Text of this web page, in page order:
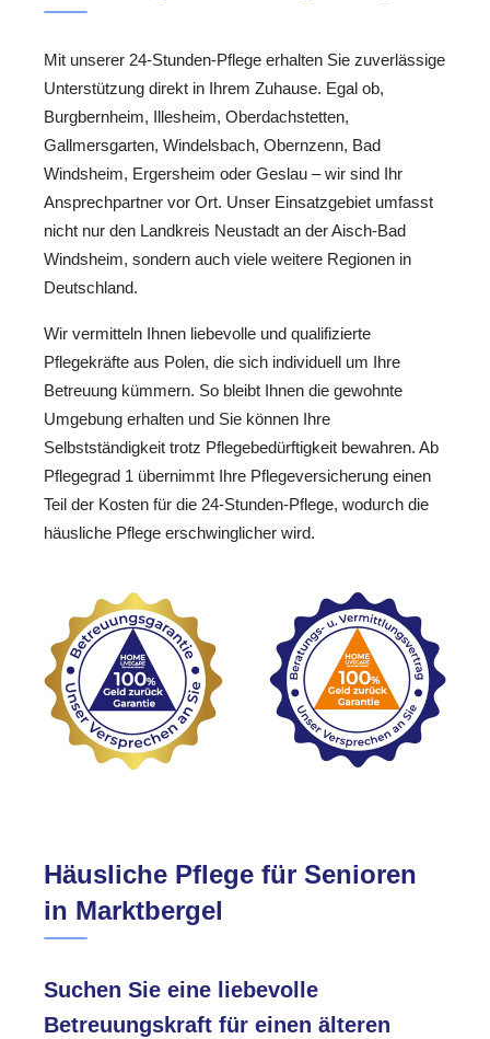
Mit unserer 24-Stunden-Pflege erhalten Sie zuverlässige
Unterstützung direkt in Ihrem Zuhause. Egal ob,
Burgbernheim, Illesheim, Oberdachstetten,
Gallmersgarten, Windelsbach, Obernzenn, Bad
Windsheim, Ergersheim oder Geslau – wir sind Ihr
Ansprechpartner vor Ort. Unser Einsatzgebiet umfasst
nicht nur den Landkreis Neustadt an der Aisch-Bad
Windsheim, sondern auch viele weitere Regionen in
Deutschland.
Wir vermitteln Ihnen liebevolle und qualifizierte
Pflegekräfte aus Polen, die sich individuell um Ihre
Betreuung kümmern. So bleibt Ihnen die gewohnte
Umgebung erhalten und Sie können Ihre
Selbstständigkeit trotz Pflegebedürftigkeit bewahren. Ab
Pflegegrad 1 übernimmt Ihre Pflegeversicherung einen
Teil der Kosten für die 24-Stunden-Pflege, wodurch die
häusliche Pflege erschwinglicher wird.
Häusliche Pflege für Senioren
in Marktbergel
Suchen Sie eine liebevolle
Betreuungskraft für einen älteren